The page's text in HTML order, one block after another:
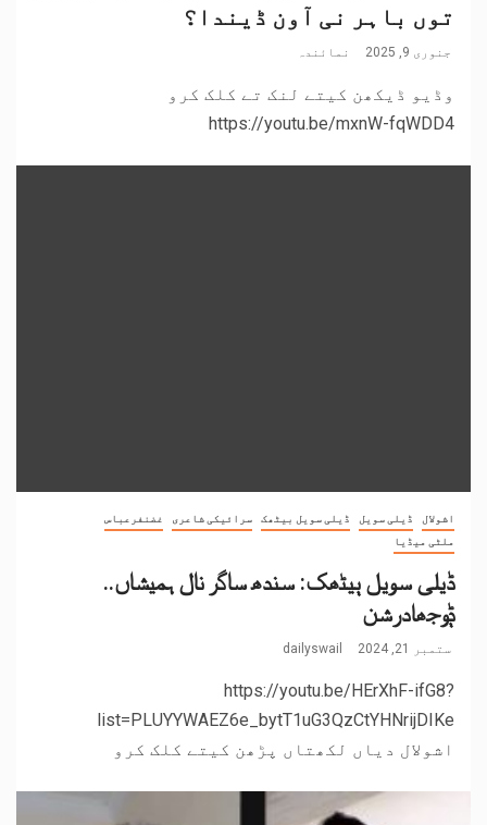
توں باہر نی آون ڈیندا؟
جنوری 9, 2025 نمائندہ
وڈیو ڈیکھن کیتے لنک تے کلک کرو
https://youtu.be/mxnW-fqWDD4
اشولال ڈیلی سویل ڈیلی سویل بیٹھک سرائیکی شاعری
غضنفرعباس
ملٹی میڈیا
ڈیلی سویل ٻیٹھک: سندھ ساگر نال ہمیشاں..
ݙوجھادرشن
ستمبر 21, 2024 dailyswail
https://youtu.be/HErXhF-ifG8?
اشولال دیاں لکھتاں پڑھن کیتے کلک کرو